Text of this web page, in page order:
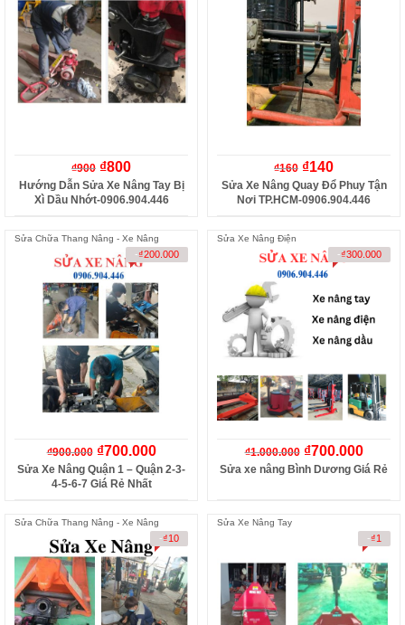
₫900 ₫800
Hướng Dẫn Sửa Xe Nâng Tay Bị
Xì Dầu Nhớt-0906.904.446
₫160 ₫140
Sửa Xe Nâng Quay Đổ Phuy Tận
Nơi TP.HCM-0906.904.446
Sửa Chữa Thang Nâng - Xe Nâng
-₫200.000
₫900.000 ₫700.000
Sửa Xe Nâng Quận 1 – Quận 2-3-
4-5-6-7 Giá Rẻ Nhất
Sửa Xe Nâng Điện
-₫300.000
₫1.000.000 ₫700.000
Sửa xe nâng Bình Dương Giá Rẻ
Sửa Chữa Thang Nâng - Xe Nâng
-₫10
Sửa Xe Nâng Tay
-₫1